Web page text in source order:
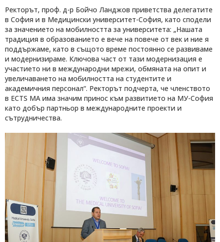
Ректорът, проф. д-р Бойчо Ланджов приветства делегатите
в София и в Медицински университет-София, като сподели
за значението на мобилността за университета: „Нашата
традиция в образованието е вече на повече от век и ние я
поддържаме, като в същото време постоянно се развиваме
и модернизираме. Ключова част от тази модернизация е
участието ни в международни мрежи, обмяната на опит и
увеличаването на мобилността на студентите и
академичния персонал“. Ректорът подчерта, че членството
в ECTS MA има значим принос към развитието на МУ-София
като добър партньор в международните проекти и
сътрудничества.